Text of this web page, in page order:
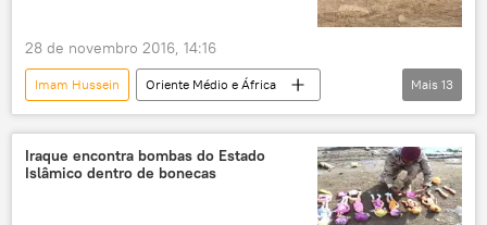
28 de novembro 2016, 14:16
Imam Hussein
Oriente Médio e África
Mundo
Notícias
Iraque
Irã
Karbala
Forças Armadas
Arbain
poluição
campos minados
peregrinos
Mais 13
Iraque encontra bombas do Estado
Islâmico dentro de bonecas